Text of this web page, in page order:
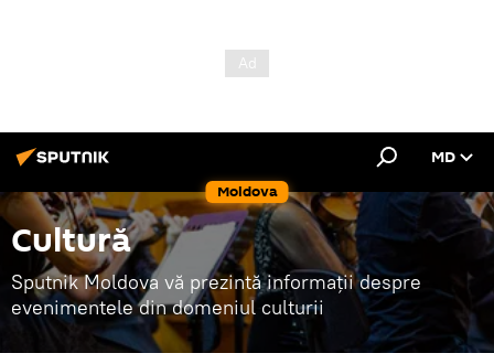
Moldova
MD
Cultură
Sputnik Moldova vă prezintă informații despre
evenimentele din domeniul culturii